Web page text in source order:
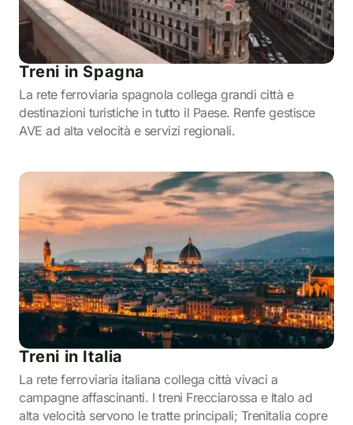
Treni in Spagna
La rete ferroviaria spagnola collega grandi città e
destinazioni turistiche in tutto il Paese. Renfe gestisce
AVE ad alta velocità e servizi regionali.
Treni in Italia
La rete ferroviaria italiana collega città vivaci a
campagne affascinanti. I treni Frecciarossa e Italo ad
alta velocità servono le tratte principali; Trenitalia copre